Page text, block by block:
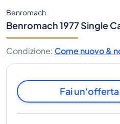
Benromach
Benromach 1977 Single
Condizione: Come nuovo &
Fai